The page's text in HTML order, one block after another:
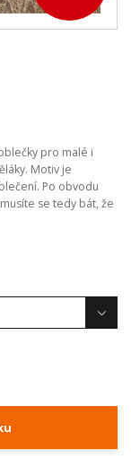
pro malé i
Motiv je
Po obvodu
se tedy bát, že